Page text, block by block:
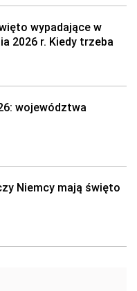
wypadające w
2026 r. Kiedy trzeba
województwa
Niemcy mają święto